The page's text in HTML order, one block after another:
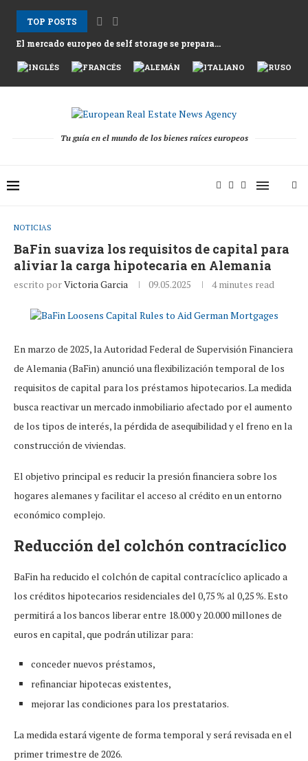
TOP POSTS
El mercado europeo de self storage se prepara...
Los alquileres en Atenas suben mientras Grecia afronta...
Nemo Garden Una granja submarina que desafía la...
Bruselas busca desbloquear 10 billones de euros en...
Greystar Impulsa la Expansión Estratégica del Build to...
Las principales ciudades apuntan a las segundas viviendas...
Activos hoteleros tras la temporada 2025 mientras los...
El cambio estructural detrás de la recuperación de...
Tu guía en el mundo de los bienes raíces europeos
NOTICIAS
BaFin suaviza los requisitos de capital para
aliviar la carga hipotecaria en Alemania
escrito porVictoria Garcia 09.05.2025 4 minutes read
En marzo de 2025, la Autoridad Federal de Supervisión Financiera
de Alemania (BaFin) anunció una flexibilización temporal de los
requisitos de capital para los préstamos hipotecarios. La medida
busca reactivar un mercado inmobiliario afectado por el aumento
de los tipos de interés, la pérdida de asequibilidad y el freno en la
construcción de viviendas.
El objetivo principal es reducir la presión financiera sobre los
hogares alemanes y facilitar el acceso al crédito en un entorno
económico complejo.
Reducción del colchón contracíclico
BaFin ha reducido el colchón de capital contracíclico aplicado a
los créditos hipotecarios residenciales del 0,75 % al 0,25 %. Esto
permitirá a los bancos liberar entre 18.000 y 20.000 millones de
euros en capital, que podrán utilizar para:
conceder nuevos préstamos,
refinanciar hipotecas existentes,
mejorar las condiciones para los prestatarios.
La medida estará vigente de forma temporal y será revisada en el
primer trimestre de 2026.